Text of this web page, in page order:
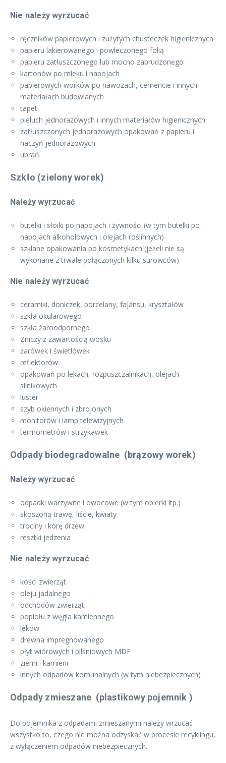
Nie należy wyrzucać
ręczników papierowych i zużytych chusteczek higienicznych
papieru lakierowanego i powleczonego folią
papieru zatłuszczonego lub mocno zabrudzonego
kartonów po mleku i napojach
papierowych worków po nawozach, cemencie i innych
materiałach budowlanych
tapet
pieluch jednorazowych i innych materiałów higienicznych
zatłuszczonych jednorazowych opakowań z papieru i
naczyń jednorazowych
ubrań
Szkło (zielony worek)
Należy wyrzucać
butelki i słoiki po napojach i żywności (w tym butelki po
napojach alkoholowych i olejach roślinnych)
szklane opakowania po kosmetykach (jeżeli nie są
wykonane z trwale połączonych kilku surowców)
Nie należy wyrzucać
ceramiki, doniczek, porcelany, fajansu, kryształów
szkła okularowego
szkła żaroodpornego
Zniczy z zawartością wosku
żarówek i świetlówek
reflektorów
opakowań po lekach, rozpuszczalnikach, olejach
silnikowych
luster
szyb okiennych i zbrojonych
monitorów i lamp telewizyjnych
termometrów i strzykawek
Odpady biodegradowalne (brązowy worek)
Należy wyrzucać
odpadki warzywne i owocowe (w tym obierki itp.)
skoszoną trawę, liście, kwiaty
trociny i korę drzew
resztki jedzenia
Nie należy wyrzucać
kości zwierząt
oleju jadalnego
odchodów zwierząt
popiołu z węgla kamiennego
leków
drewna impregnowanego
płyt wiórowych i pilśniowych MDF
ziemi i kamieni
innych odpadów komunalnych (w tym niebezpiecznych)
Odpady zmieszane (plastikowy pojemnik )
Do pojemnika z odpadami zmieszanymi należy wrzucać
wszystko to, czego nie można odzyskać w procesie recyklingu,
z wyłączeniem odpadów niebezpiecznych.